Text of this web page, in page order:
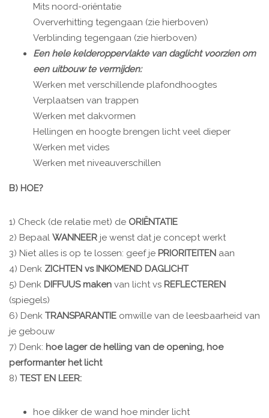
Mits noord-oriëntatie
Oververhitting tegengaan (zie hierboven)
Verblinding tegengaan (zie hierboven)
Een hele kelderoppervlakte van daglicht voorzien om
een uitbouw te vermijden:
Werken met verschillende plafondhoogtes
Verplaatsen van trappen
Werken met dakvormen
Hellingen en hoogte brengen licht veel dieper
Werken met vides
Werken met niveauverschillen
B) HOE?
1) Check (de relatie met) de ORIËNTATIE
2) Bepaal WANNEER je wenst dat je concept werkt
3) Niet alles is op te lossen: geef je PRIORITEITEN aan
4) Denk ZICHTEN vs INKOMEND DAGLICHT
5) Denk DIFFUUS maken van licht vs REFLECTEREN
(spiegels)
6) Denk TRANSPARANTIE omwille van de leesbaarheid van
je gebouw
7) Denk: hoe lager de helling van de opening, hoe
performanter het licht
8) TEST EN LEER:
hoe dikker de wand hoe minder licht